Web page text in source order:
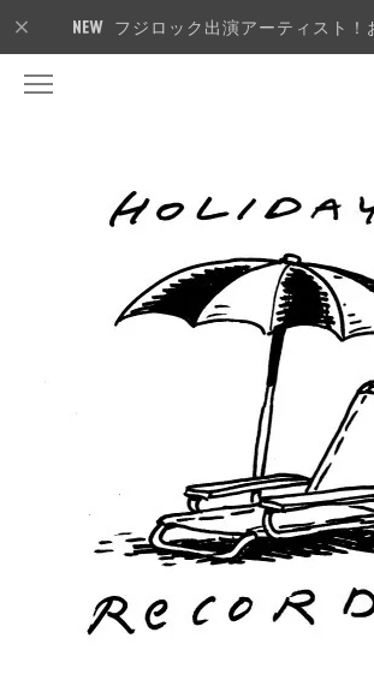
フジロック出演アーティスト！